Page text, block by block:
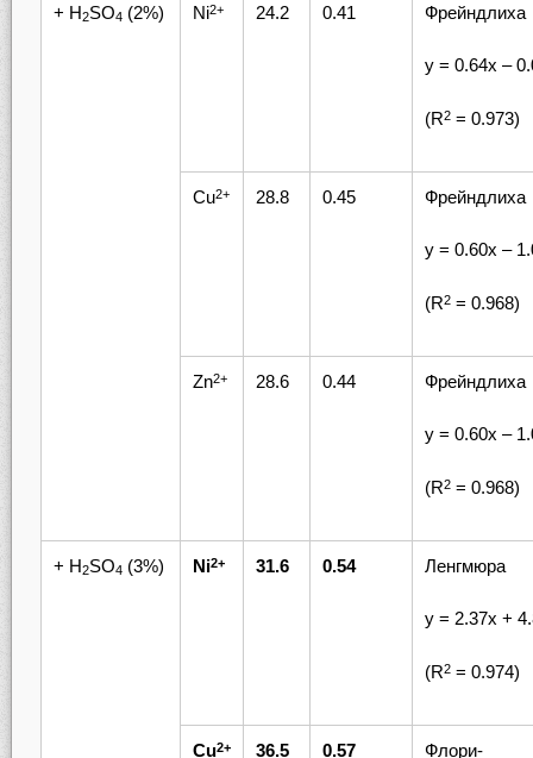
+ H2SO4 (2%) Ni2+ 24.2 0.41 Фрейндлиха
у = 0.64х –
(R2= 0.973)
Cu2+ 28.8 0.45 Фрейндлиха
у = 0.60х –
(R2= 0.968)
Zn2+ 28.6 0.44 Фрейндлиха
у = 0.60х –
(R2= 0.968)
+ H2SO4 (3%) Ni2+ 31.6 0.54 Ленгмюра
у = 2.37х +
(R2= 0.974)
Cu2+ 36.5 0.57
Флори-